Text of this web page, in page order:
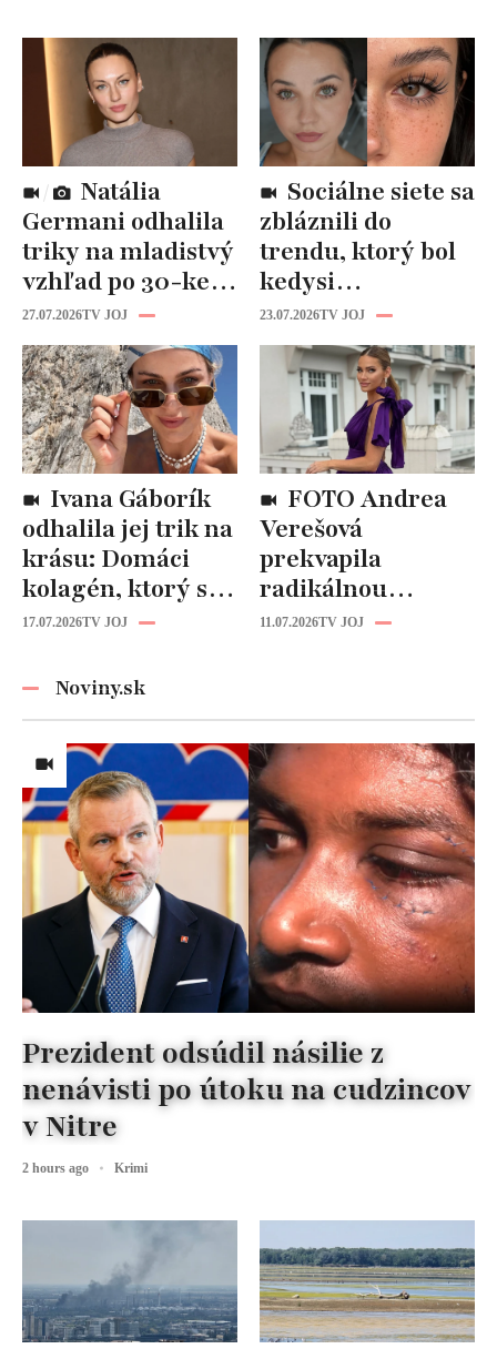
Germani odhalila
triky na mladistvý
vzhľad po 30-ke:
Fungujú lepšie
než drahá
kozmetika
27.07.2026TV JOJ
zbláznili do
trendu, ktorý bol
kedysi
katastrofou:
„Mušie nohy“ sú
späť!
23.07.2026TV JOJ
odhalila jej trik na
krásu: Domáci
kolagén, ktorý si
zvládnete
17.07.2026TV JOJ
Verešová
prekvapila
radikálnou
zmenou účesu: Je
11.07.2026TV JOJ
Noviny.sk
Prezident odsúdil násilie z
nenávisti po útoku na cudzincov
v Nitre
2 hours ago Krimi